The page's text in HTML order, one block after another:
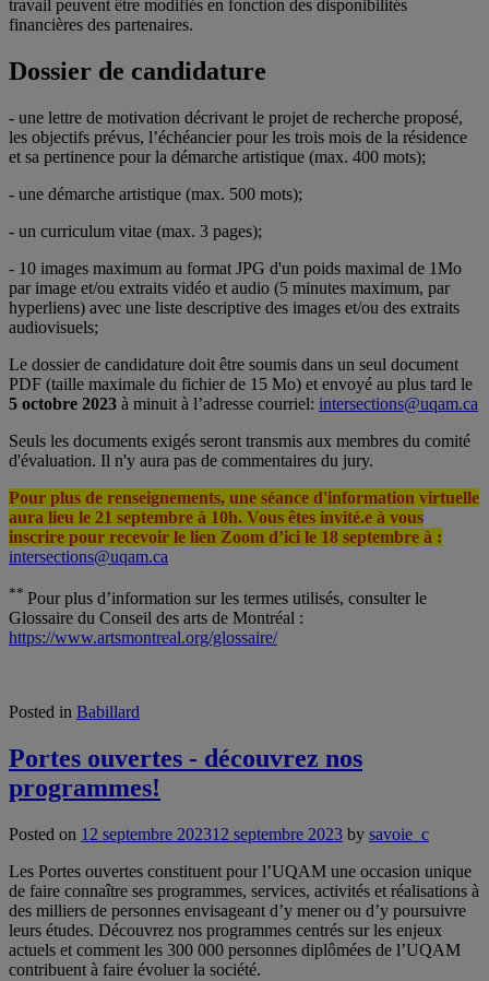
travail peuvent être modifiés en fonction des disponibilités
financières des partenaires.
Dossier de candidature
- une lettre de motivation décrivant le projet de recherche proposé,
les objectifs prévus, l’échéancier pour les trois mois de la résidence
et sa pertinence pour la démarche artistique (max. 400 mots);
- une démarche artistique (max. 500 mots);
- un curriculum vitae (max. 3 pages);
- 10 images maximum au format JPG d'un poids maximal de 1Mo
par image et/ou extraits vidéo et audio (5 minutes maximum, par
hyperliens) avec une liste descriptive des images et/ou des extraits
audiovisuels;
Le dossier de candidature doit être soumis dans un seul document
PDF (taille maximale du fichier de 15 Mo) et envoyé au plus tard le
5 octobre 2023 à minuit à l’adresse courriel: intersections@uqam.ca
Seuls les documents exigés seront transmis aux membres du comité
d'évaluation. Il n'y aura pas de commentaires du jury.
Pour plus de renseignements, une séance d'information virtuelle
aura lieu le 21 septembre à 10h. Vous êtes invité.e à vous
inscrire pour recevoir le lien Zoom d’ici le 18 septembre à :
intersections@uqam.ca
** Pour plus d’information sur les termes utilisés, consulter le
Glossaire du Conseil des arts de Montréal :
https://www.artsmontreal.org/glossaire/
Posted in Babillard
Portes ouvertes - découvrez nos
programmes!
Posted on 12 septembre 202312 septembre 2023 by savoie_c
Les Portes ouvertes constituent pour l’UQAM une occasion unique
de faire connaître ses programmes, services, activités et réalisations à
des milliers de personnes envisageant d’y mener ou d’y poursuivre
leurs études. Découvrez nos programmes centrés sur les enjeux
actuels et comment les 300 000 personnes diplômées de l’UQAM
contribuent à faire évoluer la société.